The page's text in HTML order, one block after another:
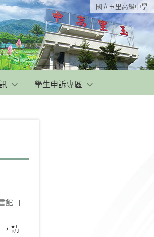
國立玉里高級中學
學生申訴專區
館 |
，請